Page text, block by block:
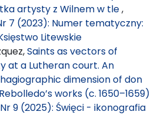
artysty z Wilnem w tle,
7 (2023): Numer tematyczny:
Litewskie
Saints as vectors of
at a Lutheran court. An
dimension of don
works (c. 1650–1659)
9 (2025): Święci - ikonografia